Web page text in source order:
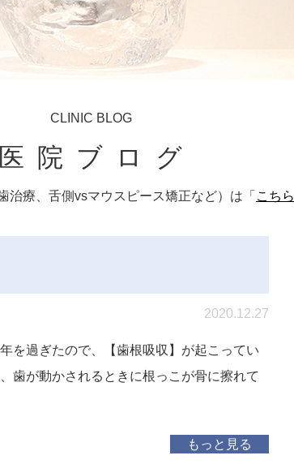
CLINIC BLOG
医院ブログ
療、舌側vsマウスピース矯正など）は「 こちら
2020.12.27
を過ぎたので、【歯根吸収】が起こってい
が動かされるときに根っこが骨に擦れて
もっと見る